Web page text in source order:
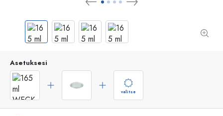
Asetuksesi
valitse